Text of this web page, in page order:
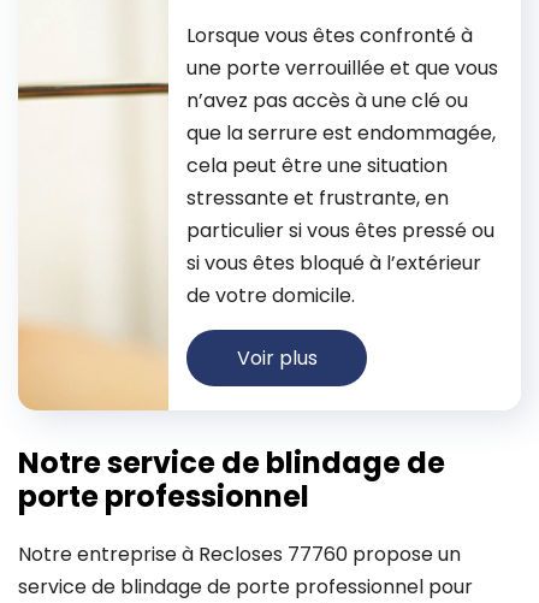
Lorsque vous êtes confronté à
une porte verrouillée et que vous
n’avez pas accès à une clé ou
que la serrure est endommagée,
cela peut être une situation
stressante et frustrante, en
particulier si vous êtes pressé ou
si vous êtes bloqué à l’extérieur
de votre domicile.
Voir plus
Notre service de blindage de
porte professionnel
Notre entreprise à Recloses 77760 propose un
service de blindage de porte professionnel pour